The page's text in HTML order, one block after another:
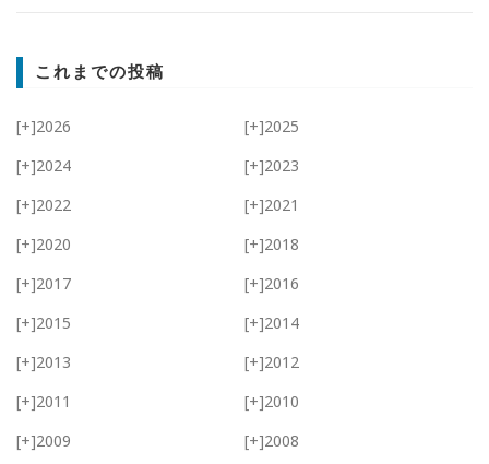
これまでの投稿
[+]2026 [+]2025
[+]2024 [+]2023
[+]2022 [+]2021
[+]2020 [+]2018
[+]2017 [+]2016
[+]2015 [+]2014
[+]2013 [+]2012
[+]2011 [+]2010
[+]2009 [+]2008